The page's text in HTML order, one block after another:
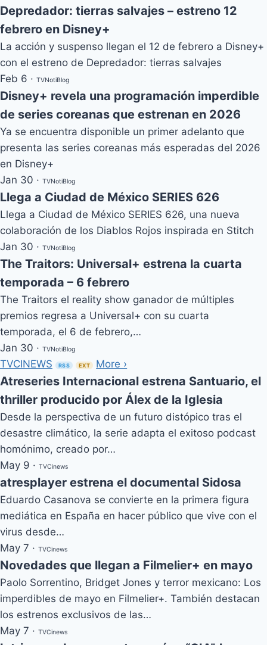
Depredador: tierras salvajes – estreno 12
febrero en Disney+
La acción y suspenso llegan el 12 de febrero a Disney+
con el estreno de Depredador: tierras salvajes
Feb 6 · TVNotiBlog
Disney+ revela una programación imperdible
de series coreanas que estrenan en 2026
Ya se encuentra disponible un primer adelanto que
presenta las series coreanas más esperadas del 2026
en Disney+
Jan 30 · TVNotiBlog
Llega a Ciudad de México SERIES 626
Llega a Ciudad de México SERIES 626, una nueva
colaboración de los Diablos Rojos inspirada en Stitch
Jan 30 · TVNotiBlog
The Traitors: Universal+ estrena la cuarta
temporada – 6 febrero
The Traitors el reality show ganador de múltiples
premios regresa a Universal+ con su cuarta
temporada, el 6 de febrero,…
Jan 30 · TVNotiBlog
TVCINEWS RSS EXT More ›
Atreseries Internacional estrena Santuario, el
thriller producido por Álex de la Iglesia
Desde la perspectiva de un futuro distópico tras el
desastre climático, la serie adapta el exitoso podcast
homónimo, creado por…
May 9 · TVCinews
atresplayer estrena el documental Sidosa
Eduardo Casanova se convierte en la primera figura
mediática en España en hacer público que vive con el
virus desde…
May 7 · TVCinews
Novedades que llegan a Filmelier+ en mayo
Paolo Sorrentino, Bridget Jones y terror mexicano: Los
imperdibles de mayo en Filmelier+. También destacan
los estrenos exclusivos de las…
May 7 · TVCinews